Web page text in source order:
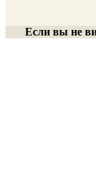
Если вы не